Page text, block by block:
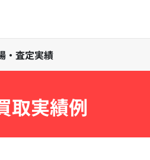
・査定実績
取実績例